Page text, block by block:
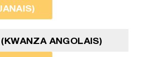
ANGOLAIS)